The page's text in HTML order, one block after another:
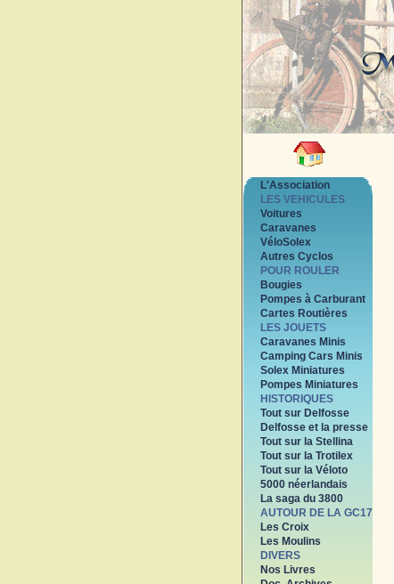
L'Association
LES VEHICULES
Voitures
Caravanes
VéloSolex
Autres Cyclos
POUR ROULER
Bougies
Pompes à Carburant
Cartes Routières
LES JOUETS
Caravanes Minis
Camping Cars Minis
Solex Miniatures
Pompes Miniatures
HISTORIQUES
Tout sur Delfosse
Delfosse et la presse
Tout sur la Stellina
Tout sur la Trotilex
Tout sur la Véloto
5000 néerlandais
La saga du 3800
AUTOUR DE LA GC17
Les Croix
Les Moulins
DIVERS
Nos Livres